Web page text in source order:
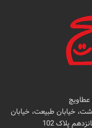
خیابان طبیعت، خیابان
پلاک 102